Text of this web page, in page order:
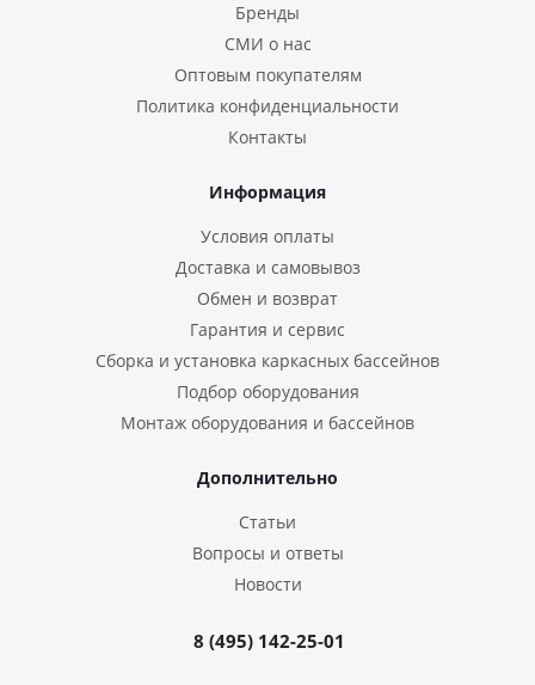
Бренды
СМИ о нас
Оптовым покупателям
Политика конфиденциальности
Контакты
Информация
Условия оплаты
Доставка и самовывоз
Обмен и возврат
Гарантия и сервис
Сборка и установка каркасных бассейнов
Подбор оборудования
Монтаж оборудования и бассейнов
Дополнительно
Статьи
Вопросы и ответы
Новости
8 (495) 142-25-01